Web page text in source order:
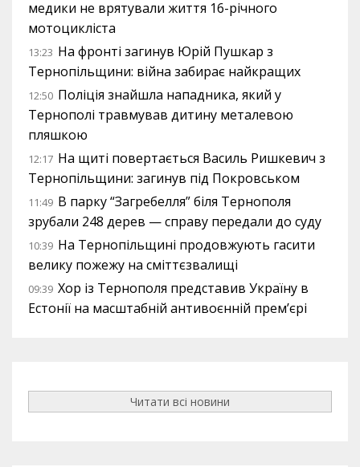
медики не врятували життя 16-річного
мотоцикліста
13:23 На фронті загинув Юрій Пушкар з
Тернопільщини: війна забирає найкращих
12:50 Поліція знайшла нападника, який у
Тернополі травмував дитину металевою
пляшкою
12:17 На щиті повертається Василь Ришкевич з
Тернопільщини: загинув під Покровськом
11:49 В парку “Загребелля” біля Тернополя
зрубали 248 дерев — справу передали до суду
10:39 На Тернопільщині продовжують гасити
велику пожежу на сміттєзвалищі
09:39 Хор із Тернополя представив Україну в
Естонії на масштабній антивоєнній прем’єрі
Читати всі новини